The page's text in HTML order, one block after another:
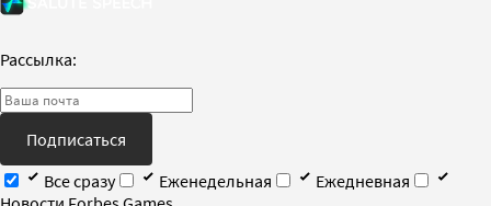
Рассылка:
Подписаться
Все сразу
Еженедельная
Ежедневная